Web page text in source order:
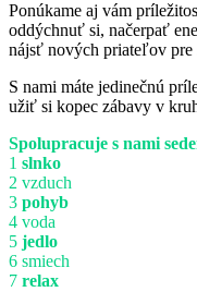
Ponúkame aj vám
oddýchnuť si, načerpať
nájsť nových priateľov pre
S nami máte jedinečnú
užiť si kopec zábavy v
Spolupracuje s nami
1 slnko
2 vzduch
3 pohyb
4 voda
5 jedlo
6 smiech
7 relax